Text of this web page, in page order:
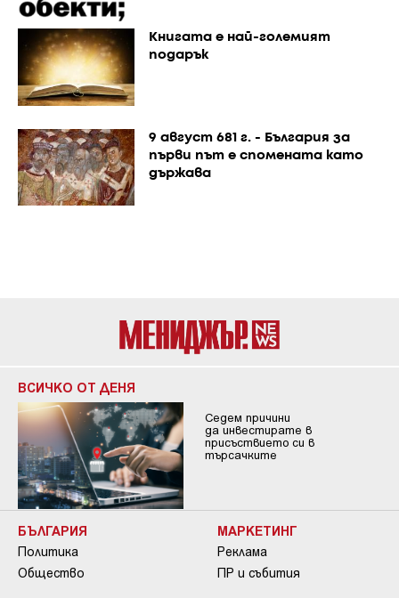
Книгата е най-големият
подарък
9 август 681 г. - България за
първи път е спомената като
държава
ВСИЧКО ОТ ДЕНЯ
Седем причини
да инвестирате в
присъствието си в
търсачките
БЪЛГАРИЯ
Политика
Общество
МАРКЕТИНГ
Реклама
ПР и събития